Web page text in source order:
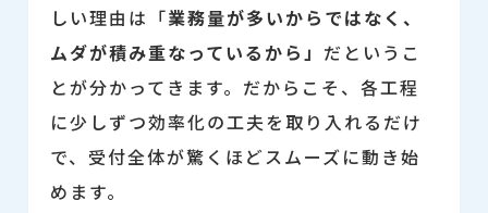
しい理由は「業務量が多いからではなく、
ムダが積み重なっているから」 だというこ
とが分かってきます。 だからこそ、各工程
に少しずつ効率化の工夫を取り入れるだけ
で、受付全体が驚くほどスムーズに動き始
めます。